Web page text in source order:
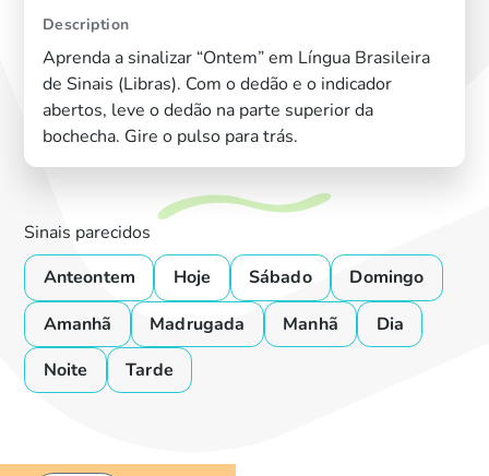
Description
Aprenda a sinalizar “Ontem” em Língua Brasileira
de Sinais (Libras). Com o dedão e o indicador
abertos, leve o dedão na parte superior da
bochecha. Gire o pulso para trás.
Sinais parecidos
Anteontem
Hoje Sábado
Domingo
Amanhã
Madrugada Manhã
Dia
Noite
Tarde